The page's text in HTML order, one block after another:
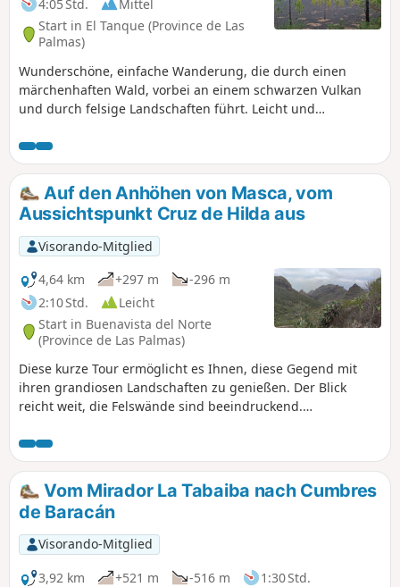
4:05 Std.
Mittel
Start in El Tanque (Province de Las
Palmas)
Wunderschöne, einfache Wanderung, die durch einen
märchenhaften Wald, vorbei an einem schwarzen Vulkan
und durch felsige Landschaften führt. Leicht und
Probleme durchgeführt.
Auf den Anhöhen von Masca, vom
Aussichtspunkt Cruz de Hilda aus
Visorando-Mitglied
4,64 km
+297 m
-296 m
2:10 Std.
Leicht
Start in Buenavista del Norte
(Province de Las Palmas)
Diese kurze Tour ermöglicht es Ihnen, diese Gegend mit
ihren grandiosen Landschaften zu genießen. Der Blick
reicht weit, die Felswände sind beeindruckend.
anderer Vegetation aufsteigt. Selbst im Winter ist es ein
Vergnügen, hier zu wandern, weit weg von den
Touristenströmen in Masca. Möglichkeit, die Wanderung
auf diesem guten Weg um 1,5 km bis zur Cumbre Bolico zu
verlängern. Ich persönlich wurde durch den Nebel, der am
Ende des Tages aufkam, in meinem Elan gebremst.
Vom Mirador La Tabaiba nach Cumbres
de Baracán
Visorando-Mitglied
3,92 km
+521 m -516 m
1:30 Std.